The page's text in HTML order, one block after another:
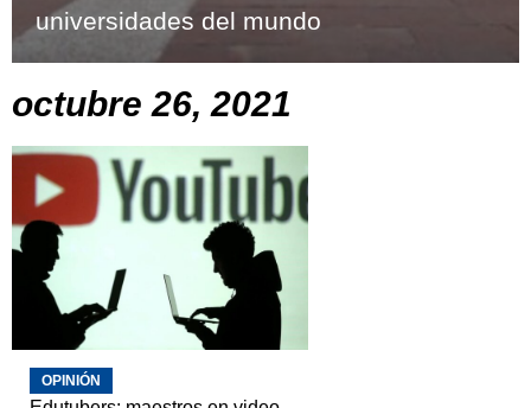
universidades del mundo
octubre 26, 2021
OPINIÓN